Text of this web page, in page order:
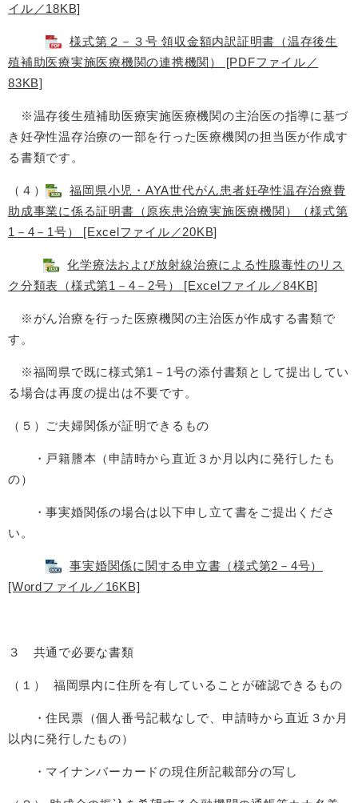
イル／18KB]
様式第２－３号 領収金額内訳証明書（温存後生
殖補助医療実施医療機関の連携機関） [PDFファイル／
83KB]
※温存後生殖補助医療実施医療機関の主治医の指導に基づ
き妊孕性温存治療の一部を行った医療機関の担当医が作成す
る書類です。
（４）
福岡県小児・AYA世代がん患者妊孕性温存治療費
助成事業に係る証明書（原疾患治療実施医療機関）（様式第
1－4－1号） [Excelファイル／20KB]
化学療法および放射線治療による性腺毒性のリス
ク分類表（様式第1－4－2号） [Excelファイル／84KB]
※がん治療を行った医療機関の主治医が作成する書類で
す。
※福岡県で既に様式第1－1号の添付書類として提出してい
る場合は再度の提出は不要です。
（５）ご夫婦関係が証明できるもの
・戸籍謄本（申請時から直近３か月以内に発行したも
の）
・事実婚関係の場合は以下申し立て書をご提出くださ
い。
事実婚関係に関する申立書（様式第2－4号）
[Wordファイル／16KB]
３ 共通で必要な書類
（１） 福岡県内に住所を有していることが確認できるもの
・住民票（個人番号記載なしで、申請時から直近３か月
以内に発行したもの）
・マイナンバーカードの現住所記載部分の写し